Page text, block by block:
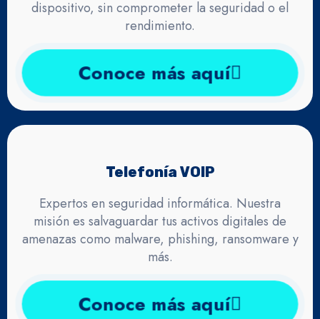
dispositivo, sin comprometer la seguridad o el
rendimiento.
Conoce más aquí
Telefonía VOIP
Expertos en seguridad informática. Nuestra
misión es salvaguardar tus activos digitales de
amenazas como malware, phishing, ransomware y
más.
Conoce más aquí